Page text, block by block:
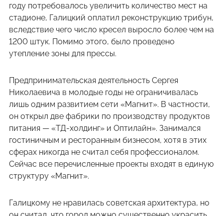
году потребовалось увеличить количество мест на
стадионе, Галицкий оплатил реконструкцию трибун,
вследствие чего число кресел выросло более чем на
1200 штук. Помимо этого, было проведено
утепление зоны для прессы.
Предпринимательская деятельность Сергея
Николаевича в молодые годы не ограничивалась
лишь одним развитием сети «Магнит». В частности,
он открыл две фабрики по производству продуктов
питания — «ТД-холдинг» и Оптилайн». Занимался
гостиничным и ресторанным бизнесом, хотя в этих
сферах никогда не считал себя профессионалом.
Сейчас все перечисленные проекты входят в единую
структуру «Магнит».
Галицкому не нравилась советская архитектура, но